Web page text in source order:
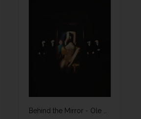
Behind the Mirror - Ole Ahlberg